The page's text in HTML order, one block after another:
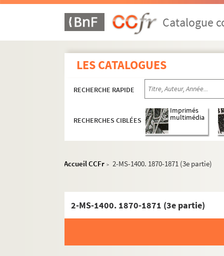
Catalogue
LES CATALOGUES
RECHERCHE RAPIDE
RECHERCHES CIBLÉES
Imprimés
multimédia
Accueil CCFr > 2-MS-1400. 1870-1871 (3e partie)
2-MS-1400. 1870-1871 (3e partie)